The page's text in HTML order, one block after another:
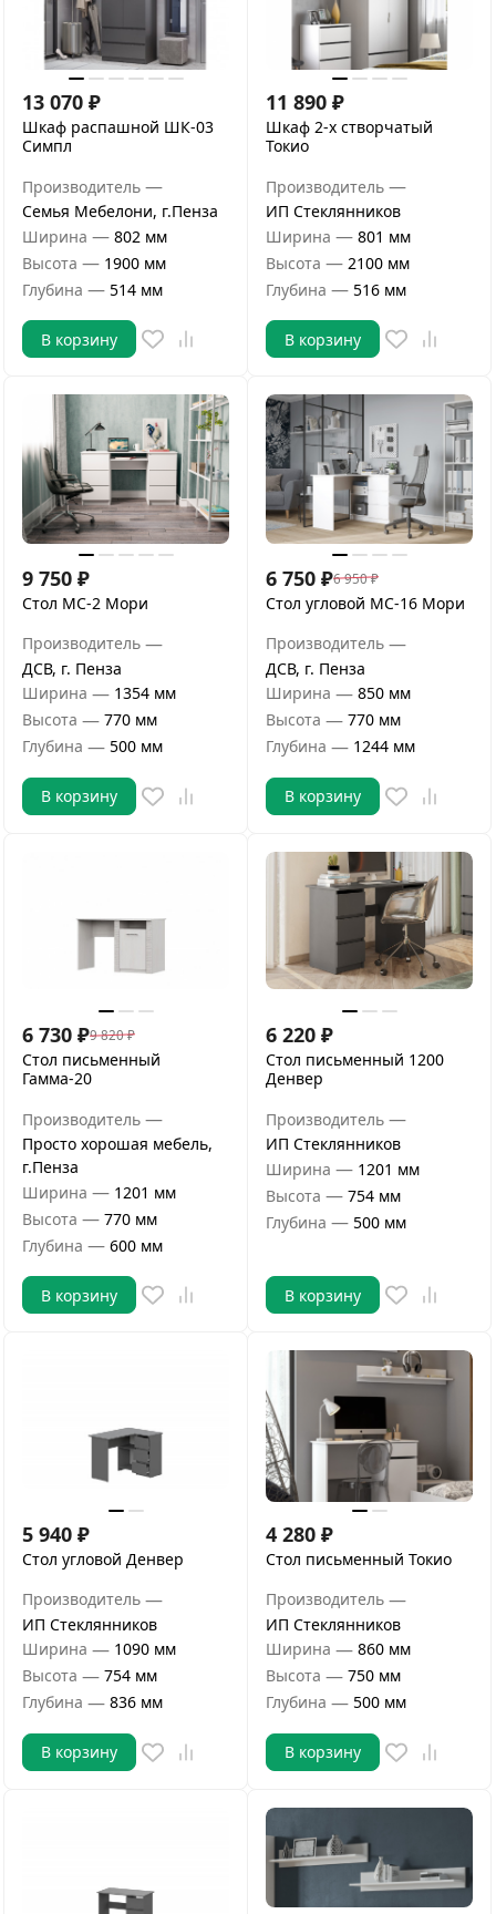
13 070 ₽
Шкаф распашной ШК-03
Симпл
Производитель —
Семья Мебелони, г.Пенза
Ширина — 802 мм
Высота — 1900 мм
Глубина — 514 мм
В корзину
11 890 ₽
Шкаф 2-х створчатый
Токио
Производитель —
ИП Стеклянников
Ширина — 801 мм
Высота — 2100 мм
Глубина — 516 мм
В корзину
9 750 ₽
Стол МС-2 Мори
Производитель —
ДСВ, г. Пенза
Ширина — 1354 мм
Высота — 770 мм
Глубина — 500 мм
В корзину
6 750 ₽6 950 ₽
Стол угловой МС-16 Мори
Производитель —
ДСВ, г. Пенза
Ширина — 850 мм
Высота — 770 мм
Глубина — 1244 мм
В корзину
6 730 ₽9 820 ₽
Стол письменный
Гамма-20
Производитель —
Просто хорошая мебель,
г.Пенза
Ширина — 1201 мм
Высота — 770 мм
Глубина — 600 мм
В корзину
6 220 ₽
Стол письменный 1200
Денвер
Производитель —
ИП Стеклянников
Ширина — 1201 мм
Высота — 754 мм
Глубина — 500 мм
В корзину
5 940 ₽
Стол угловой Денвер
Производитель —
ИП Стеклянников
Ширина — 1090 мм
Высота — 754 мм
Глубина — 836 мм
В корзину
4 280 ₽
Стол письменный Токио
Производитель —
ИП Стеклянников
Ширина — 860 мм
Высота — 750 мм
Глубина — 500 мм
В корзину